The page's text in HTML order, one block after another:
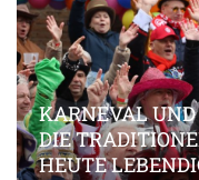
KARNEVAL
DIE
HEUTE